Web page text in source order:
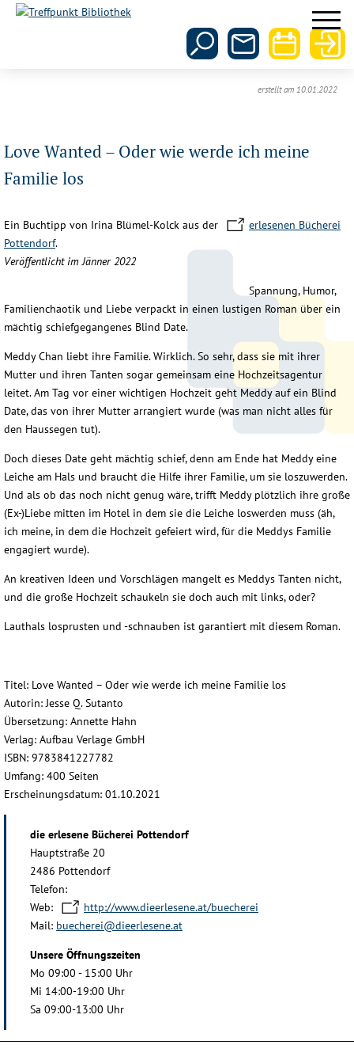
erstellt am 10.01.2022
Love Wanted – Oder wie werde ich meine
Familie los
Ein Buchtipp von Irina Blümel-Kolck aus der
erlesenen Bücherei
Pottendorf.
Veröffentlicht im Jänner 2022
Spannung, Humor,
Familienchaotik und Liebe verpackt in einen lustigen Roman über ein
mächtig schiefgegangenes Blind Date.
Meddy Chan liebt ihre Familie. Wirklich. So sehr, dass sie mit ihrer
Mutter und ihren Tanten sogar gemeinsam eine Hochzeitsagentur
leitet. Am Tag vor einer wichtigen Hochzeit geht Meddy auf ein Blind
Date, das von ihrer Mutter arrangiert wurde (was man nicht alles für
den Haussegen tut).
Doch dieses Date geht mächtig schief, denn am Ende hat Meddy eine
Leiche am Hals und braucht die Hilfe ihrer Familie, um sie loszuwerden.
Und als ob das noch nicht genug wäre, trifft Meddy plötzlich ihre große
(Ex-)Liebe mitten im Hotel in dem sie die Leiche loswerden muss (äh,
ich meine, in dem die Hochzeit gefeiert wird, für die Meddys Familie
engagiert wurde).
An kreativen Ideen und Vorschlägen mangelt es Meddys Tanten nicht,
und die große Hochzeit schaukeln sie doch auch mit links, oder?
Lauthals losprusten und -schnauben ist garantiert mit diesem Roman.
Titel: Love Wanted – Oder wie werde ich meine Familie los
Autorin: Jesse Q. Sutanto
Übersetzung: Annette Hahn
Verlag: Aufbau Verlage GmbH
ISBN: 9783841227782
Umfang: 400 Seiten
Erscheinungsdatum: 01.10.2021
die erlesene Bücherei Pottendorf
Hauptstraße 20
2486 Pottendorf
Telefon:
Web:
http://www.dieerlesene.at/buecherei
Mail: buecherei@dieerlesene.at
Unsere Öffnungszeiten
Mo 09:00 - 15:00 Uhr
Mi 14:00-19:00 Uhr
Sa 09:00-13:00 Uhr